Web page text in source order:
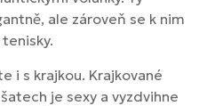
ale zároveň se k nim
i s krajkou. Krajkované
je sexy a vyzdvihne